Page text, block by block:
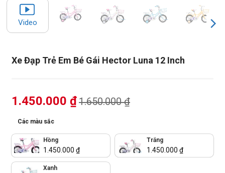
Xe Đạp Trẻ Em Bé Gái Hector Luna 12 Inch
Video
1.450.000 ₫1.650.000₫
Các màu sắc
Hồng
1.450.000 ₫
Trắng
1.450.000 ₫
Xanh